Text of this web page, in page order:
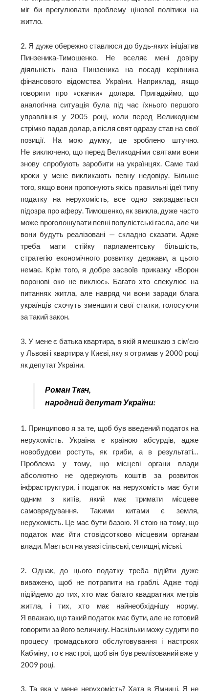
міг би врегулювати проблему цінової політики на
житло.
2. Я дуже обережно ставлюся до будь-яких ініціатив
Пинзеника-Тимошенко. Не вселяє мені довіру
діяльність пана Пинзеника на посаді керівника
фінансового відомства України. Наприклад, якщо
говорити про «скачки» долара. Пригадаймо, що
аналогічна ситуація була під час їхнього першого
управління у 2005 році, коли перед Великоднем
стрімко падав долар, а після свят одразу став на свої
позиції. На мою думку, це зроблено штучно.
Не виключено, що перед Великодніми святами вони
знову спробують заробити на українцях. Саме такі
кроки у мене викликають певну недовіру. Більше
того, якщо вони пропонують якісь правильні ідеї типу
податку на нерухомість, все одно закрадається
підозра про аферу. Тимошенко, як звикла, дуже часто
може проголошувати певні популістські гасла, але чи
вони будуть реалізовані — складно сказати. Адже
треба мати стійку парламентську більшість,
стратегію економічного розвитку держави, а цього
немає. Крім того, я добре засвоїв приказку «Ворон
воронові око не виклює». Багато хто спекулює на
питаннях житла, але навряд чи вони заради блага
українців схочуть зменшити свої статки, голосуючи
за такий закон.
3. У мене є батька квартира, в якій я мешкаю з сім’єю
у Львові і квартира у Києві, яку я отримав у 2000 році
як депутат України.
Роман Ткач,
народний депутат України:
1. Принципово я за те, щоб був введений податок на
нерухомість. Україна є країною абсурдів, адже
новобудови ростуть, як гриби, а в результаті…
Проблема у тому, що місцеві органи влади
абсолютно не одержують коштів за розвиток
інфраструктури, і податок на нерухомість має бути
одним з китів, який має тримати місцеве
самоврядування. Такими китами є земля,
нерухомість. Це має бути базою. Я стою на тому, що
податок має йти стовідсотково місцевим органам
влади. Мається на увазі сільські, селищні, міські.
2. Однак, до цього податку треба підійти дуже
виважено, щоб не потрапити на граблі. Адже тоді
підійдемо до тих, хто має багато квадратних метрів
житла, і тих, хто має найнеобхіднішу норму.
Я вважаю, що такий податок має бути, але не готовий
говорити за його величину. Наскільки можу судити по
процесу громадського обслуговування і настроях
Кабміну, то є настрої, щоб він був реалізований вже у
2009 році.
3. Та яка у мене нерухомість? Хата в Ямниці. Я не